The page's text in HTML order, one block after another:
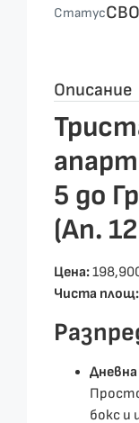
Статус
Описание
5 до
(Ап.
Цена:
Чиста площ:
бокс и